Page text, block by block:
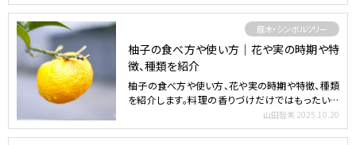
庭木・シンボルツリー
柚子の食べ方や使い方｜花や実の時期や特
徴、種類を紹介
柚子の食べ方や使い方、花や実の時期や特徴、種類
を紹介します。料理の香りづけだけではもったいな
山田智美 2025.10.20